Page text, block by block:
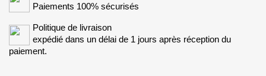
Paiements 100% sécurisés
Politique de livraison
expédié dans un délai de 1 jours après réception du
paiement.